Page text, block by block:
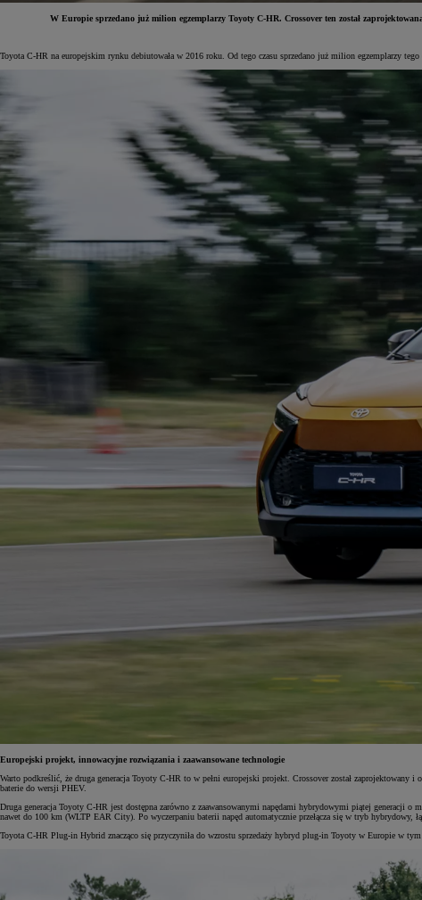
Yaris Cross
W Europie sprzedano już milion egzemplarzy Toyoty C-HR. Crossover ten został
Toyota C-HR na europejskim rynku debiutowała w 2016 roku. Od tego czasu sprzedano już milion egzemplarzy
Europejski projekt, innowacyjne rozwiązania i zaawansowane technologie
Warto podkreślić, że druga generacja Toyoty C-HR to w pełni europejski projekt. Crossover został
baterie do wersji PHEV.
Druga generacja Toyoty C-HR jest dostępna zarówno z zaawansowanymi napędami hybrydowymi piątej
nawet do 100 km (WLTP EAR City). Po wyczerpaniu baterii napęd automatycznie przełącza się w tryb hybrydowy,
Toyota C-HR Plug-in Hybrid znacząco się przyczyniła do wzrostu sprzedaży hybryd plug-in Toyoty w Europie w